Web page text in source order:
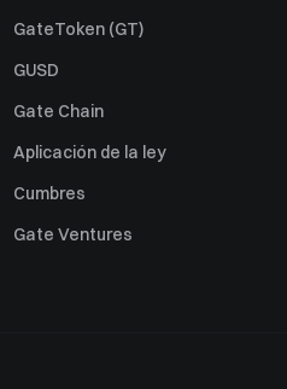
GateToken (GT)
GUSD
Gate Chain
Aplicación de la ley
Cumbres
Gate Ventures